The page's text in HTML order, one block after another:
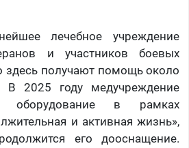
лечебное учреждение
и участников боевых
здесь получают помощь около
В 2025 году медучреждение
оборудование в рамках
и активная жизнь»,
его дооснащение.